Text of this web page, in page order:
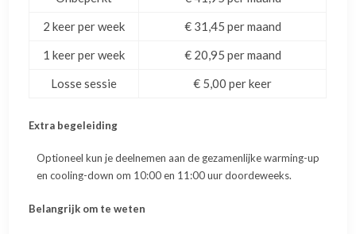
2 keer per week
€ 31,45 per maand
1 keer per week
€ 20,95 per maand
Losse sessie
€ 5,00 per keer
Extra begeleiding
Optioneel kun je deelnemen aan de gezamenlijke warming-up
en cooling-down om 10:00 en 11:00 uur doordeweeks.
Belangrijk om te weten